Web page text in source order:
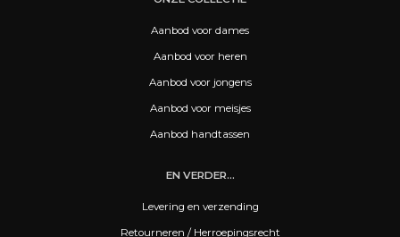
Aanbod voor dames
Aanbod voor heren
Aanbod voor jongens
Aanbod voor meisjes
Aanbod handtassen
EN VERDER...
Levering en verzending
Retourneren / Herroepingsrecht